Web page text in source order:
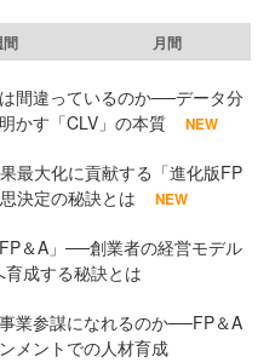
間 月間
間違っているのか──データ分
かす「CLV」の本質
NEW
最大化に貢献する「進化版FP
決定の秘訣とは
NEW
＆A」──創業者の経営モデル
成する秘訣とは
業参謀になれるのか──FP＆A
メントでの人材育成